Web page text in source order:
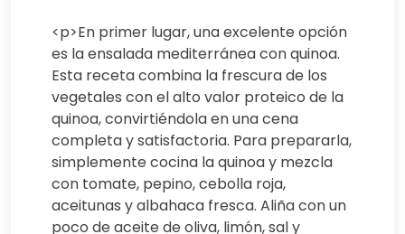
<p>En primer lugar, una excelente opción
es la ensalada mediterránea con quinoa.
Esta receta combina la frescura de los
vegetales con el alto valor proteico de la
quinoa, convirtiéndola en una cena
completa y satisfactoria. Para prepararla,
simplemente cocina la quinoa y mezcla
con tomate, pepino, cebolla roja,
aceitunas y albahaca fresca. Aliña con un
poco de aceite de oliva, limón, sal y